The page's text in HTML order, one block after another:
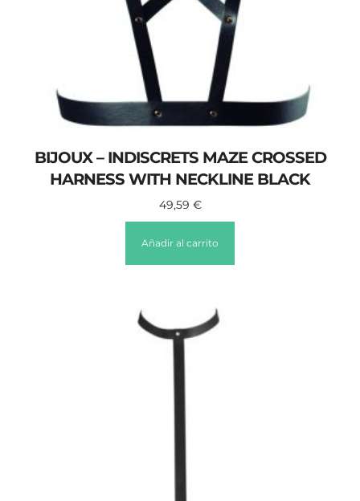
BIJOUX – INDISCRETS MAZE CROSSED
HARNESS WITH NECKLINE BLACK
49,59 €
Añadir al carrito